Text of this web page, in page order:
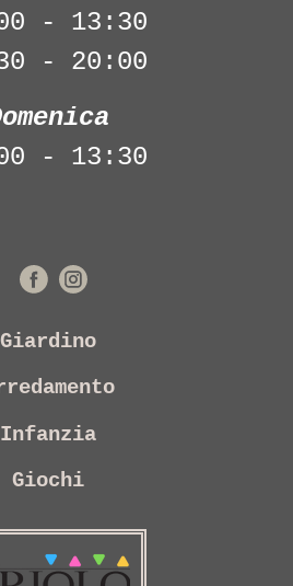
- 13:30
- 20:00
- 13:30
Giardino
Infanzia
Giochi